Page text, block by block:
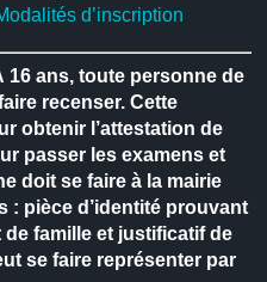
d’inscription
16 ans, toute personne de
recenser. Cette
obtenir l’attestation de
passer les examens et
doit se faire à la mairie
: pièce d’identité prouvant
famille et justificatif de
se faire représenter par